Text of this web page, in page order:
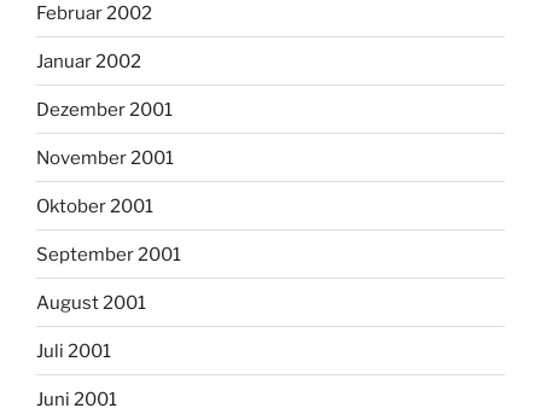
Februar 2002
Januar 2002
Dezember 2001
November 2001
Oktober 2001
September 2001
August 2001
Juli 2001
Juni 2001